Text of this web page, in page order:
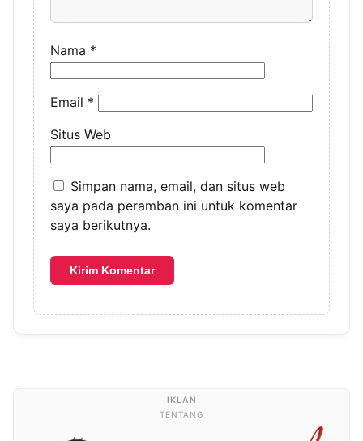
Nama *
Email *
Situs Web
Simpan nama, email, dan situs web
saya pada peramban ini untuk komentar
saya berikutnya.
TENTANG